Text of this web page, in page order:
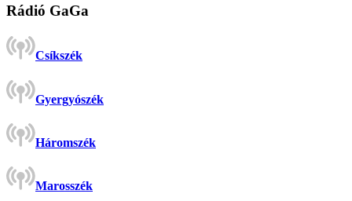
Rádió GaGa
Csíkszék
Gyergyószék
Háromszék
Marosszék